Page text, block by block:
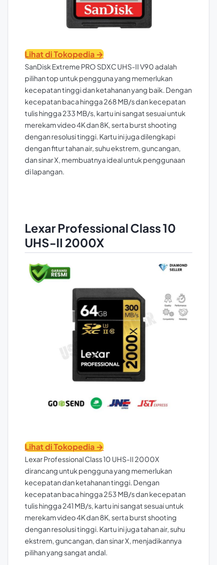
Lihat di Tokopedia →
SanDisk Extreme PRO SDXC UHS-II V90 adalah
pilihan top untuk pengguna yang memerlukan
kecepatan tinggi dan ketahanan yang baik. Dengan
kecepatan baca hingga 268 MB/s dan kecepatan
tulis hingga 233 MB/s, kartu ini sangat sesuai untuk
merekam video 4K dan 8K, serta burst shooting
dengan resolusi tinggi. Kartu ini juga dilengkapi
dengan fitur tahan air, suhu ekstrem, guncangan,
dan sinar X, membuatnya ideal untuk penggunaan
di lapangan.
Lexar Professional Class 10
UHS-II 2000X
Lihat di Tokopedia →
Lexar Professional Class 10 UHS-II 2000X
dirancang untuk pengguna yang memerlukan
kecepatan dan ketahanan tinggi. Dengan
kecepatan baca hingga 253 MB/s dan kecepatan
tulis hingga 241 MB/s, kartu ini sangat sesuai untuk
merekam video 4K dan 8K, serta burst shooting
dengan resolusi tinggi. Kartu ini juga tahan air, suhu
ekstrem, guncangan, dan sinar X, menjadikannya
pilihan yang sangat andal.